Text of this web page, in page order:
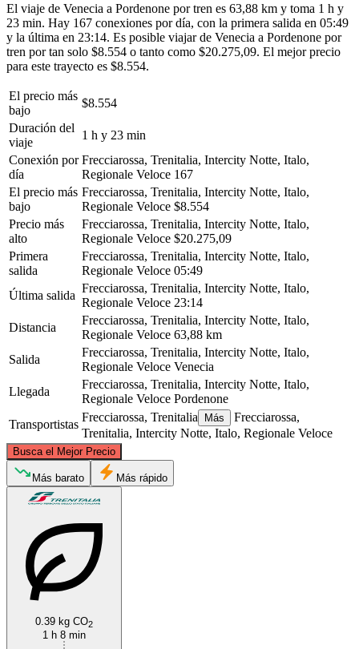
El viaje de Venecia a Pordenone por tren es 63,88 km y toma 1 h y
23 min. Hay 167 conexiones por día, con la primera salida en 05:49
y la última en 23:14. Es posible viajar de Venecia a Pordenone por
tren por tan solo $8.554 o tanto como $20.275,09. El mejor precio
para este trayecto es $8.554.
El precio más
bajo
$8.554
Duración del
viaje
1 h y 23 min
Conexión por
día
Frecciarossa, Trenitalia, Intercity Notte, Italo,
Regionale Veloce 167
El precio más
bajo
Frecciarossa, Trenitalia, Intercity Notte, Italo,
Regionale Veloce $8.554
Precio más
alto
Frecciarossa, Trenitalia, Intercity Notte, Italo,
Regionale Veloce $20.275,09
Primera
salida
Frecciarossa, Trenitalia, Intercity Notte, Italo,
Regionale Veloce 05:49
Última salida
Frecciarossa, Trenitalia, Intercity Notte, Italo,
Regionale Veloce 23:14
Distancia
Frecciarossa, Trenitalia, Intercity Notte, Italo,
Regionale Veloce 63,88 km
Salida
Frecciarossa, Trenitalia, Intercity Notte, Italo,
Regionale Veloce Venecia
Llegada
Frecciarossa, Trenitalia, Intercity Notte, Italo,
Regionale Veloce Pordenone
Transportistas
Frecciarossa, Trenitalia Más
Frecciarossa,
Trenitalia, Intercity Notte, Italo, Regionale Veloce
Busca el Mejor Precio
©CARTO, ©OpenStreetMapcontributors
Más barato Más rápido
0.39 kg CO2
1 h 8 min